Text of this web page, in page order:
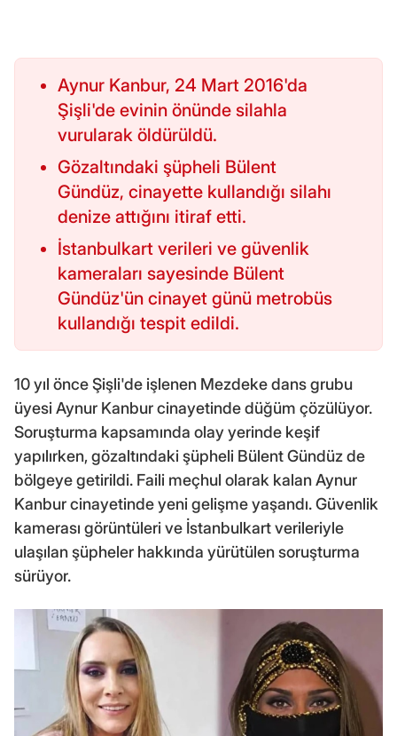
Aynur Kanbur, 24 Mart 2016'da
Şişli'de evinin önünde silahla
vurularak öldürüldü.
Gözaltındaki şüpheli Bülent
Gündüz, cinayette kullandığı silahı
denize attığını itiraf etti.
İstanbulkart verileri ve güvenlik
kameraları sayesinde Bülent
Gündüz'ün cinayet günü metrobüs
kullandığı tespit edildi.
10 yıl önce Şişli'de işlenen Mezdeke dans grubu
üyesi Aynur Kanbur cinayetinde düğüm çözülüyor.
Soruşturma kapsamında olay yerinde keşif
yapılırken, gözaltındaki şüpheli Bülent Gündüz de
bölgeye getirildi. Faili meçhul olarak kalan Aynur
Kanbur cinayetinde yeni gelişme yaşandı. Güvenlik
kamerası görüntüleri ve İstanbulkart verileriyle
ulaşılan şüpheler hakkında yürütülen soruşturma
sürüyor.